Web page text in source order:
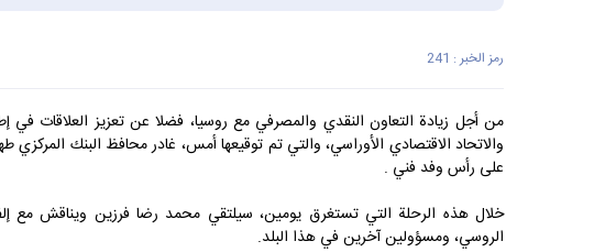
رمز الخبر : 241
من أجل زيادة التعاون النقدي والمصرفي مع روسيا، فضلا عن تعزيز العلاقات في
والاتحاد الاقتصادي الأوراسي، والتي تم توقيعها أمس، غادر محافظ البنك المركزي
على رأس وفد فني .
خلال هذه الرحلة التي تستغرق يومين، سيلتقي محمد رضا فرزين ويناقش مع
الروسي، ومسؤولين آخرين في هذا البلد.